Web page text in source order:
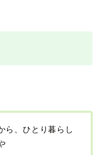
ら、ひとり暮らし